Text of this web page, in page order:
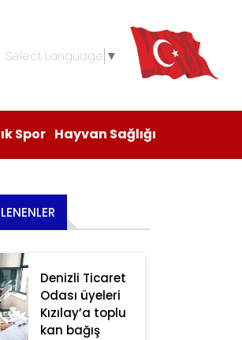
Select Language ▼
Spor Hayvan Sağlığı
Denizli Ticaret
Odası üyeleri
Kızılay’a toplu
kan bağış